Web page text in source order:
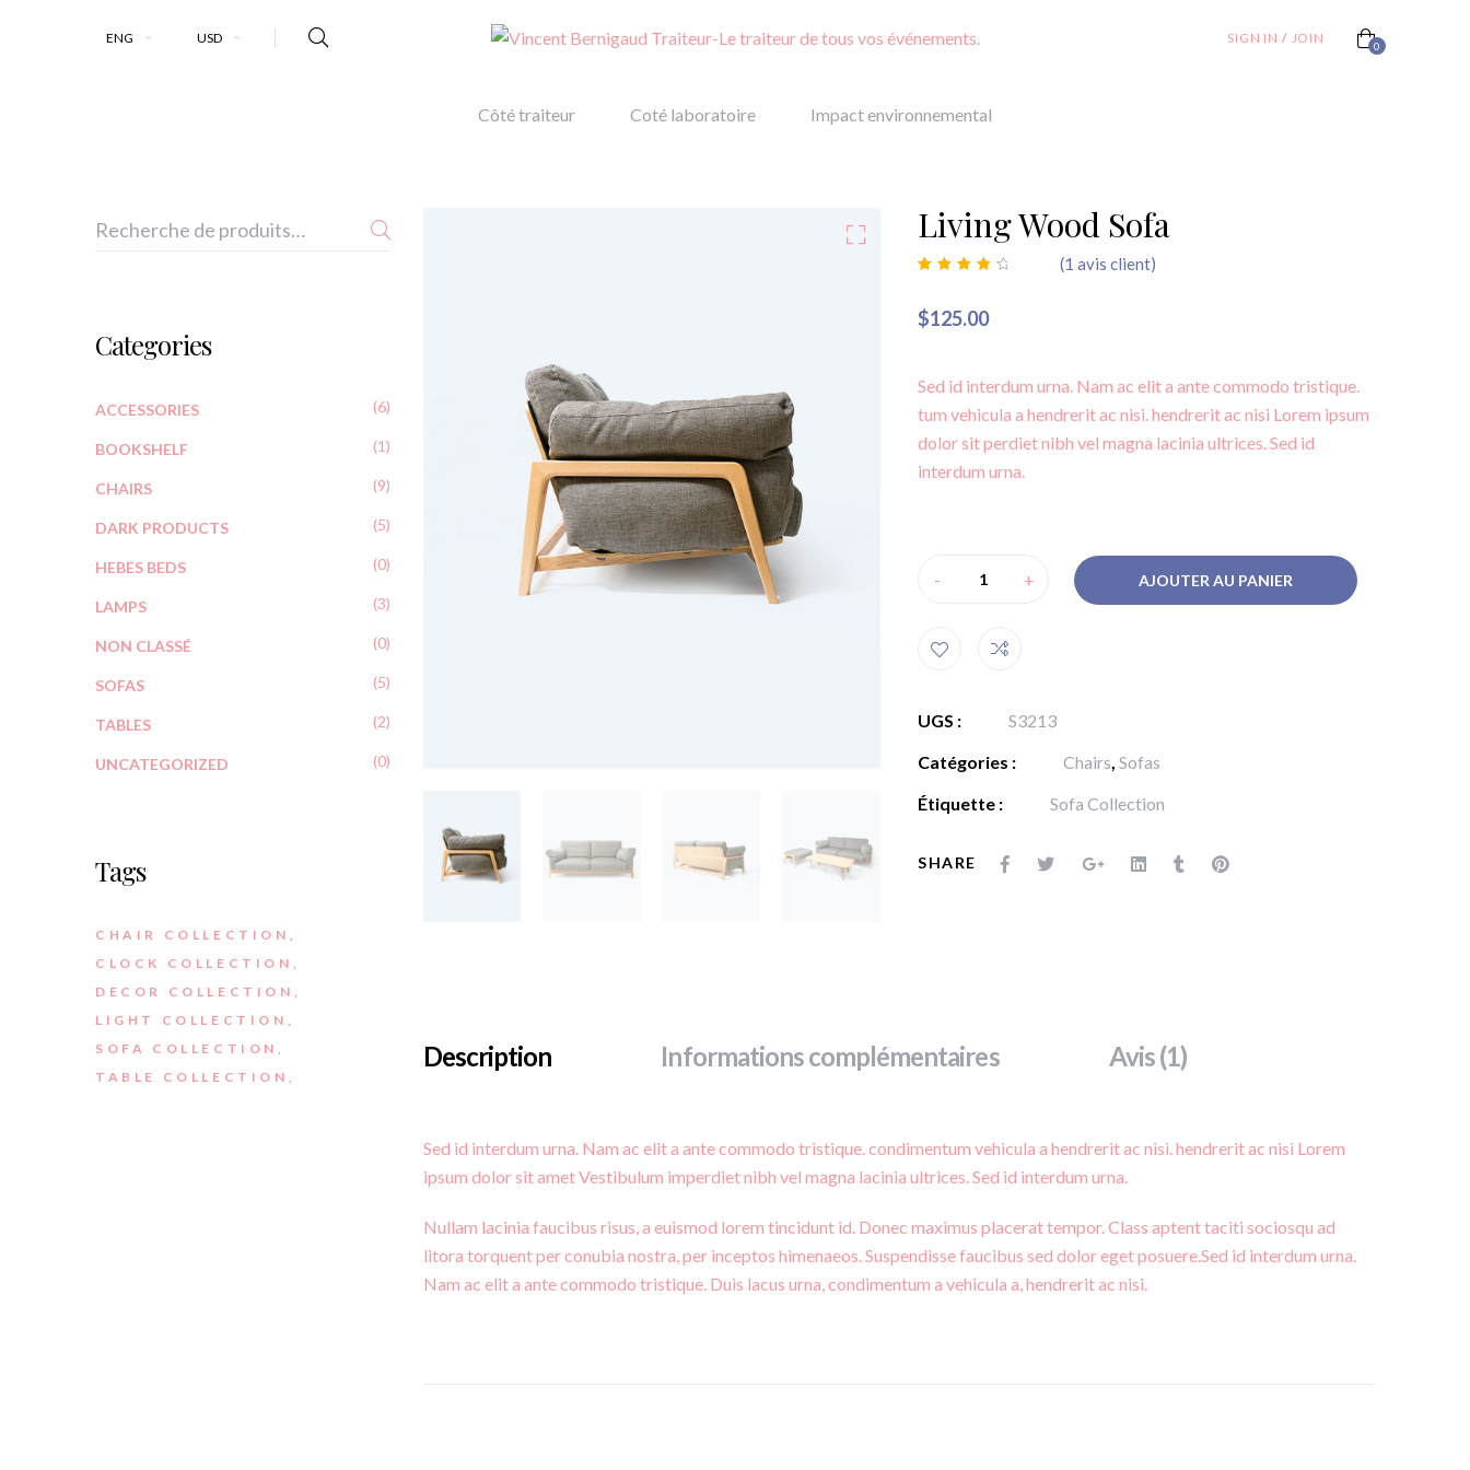
ENG USD SIGN IN / JOIN 0
Côté traiteur Coté laboratoire Impact environnemental
Living Wood Sofa
surnotation
client
(1 avis client)
$125.00
Sed id interdum urna. Nam ac elit a ante commodo tristique.
tum vehicula a hendrerit ac nisi. hendrerit ac nisi Lorem ipsum
dolor sit perdiet nibh vel magna lacinia ultrices. Sed id
interdum urna.
- + AJOUTER AU PANIER
UGS :
S3213
Catégories :
Chairs,Sofas
Étiquette :
Sofa Collection
SHARE
Description Informations complémentaires Avis (1)
Sed id interdum urna. Nam ac elit a ante commodo tristique. condimentum vehicula a hendrerit ac nisi. hendrerit ac nisi Lorem
ipsum dolor sit amet Vestibulum imperdiet nibh vel magna lacinia ultrices. Sed id interdum urna.
Nullam lacinia faucibus risus, a euismod lorem tincidunt id. Donec maximus placerat tempor. Class aptent taciti sociosqu ad
litora torquent per conubia nostra, per inceptos himenaeos. Suspendisse faucibus sed dolor eget posuere.Sed id interdum urna.
Nam ac elit a ante commodo tristique. Duis lacus urna, condimentum a vehicula a, hendrerit ac nisi.
Categories
ACCESSORIES (6)
BOOKSHELF (1)
CHAIRS (9)
DARK PRODUCTS (5)
HEBES BEDS (0)
LAMPS (3)
NON CLASSÉ (0)
SOFAS (5)
TABLES (2)
UNCATEGORIZED (0)
Tags
CHAIR COLLECTION
CLOCK COLLECTION
DECOR COLLECTION
LIGHT COLLECTION
SOFA COLLECTION
TABLE COLLECTION